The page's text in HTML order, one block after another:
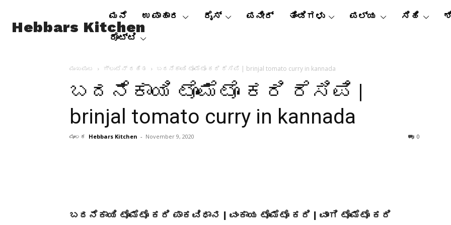
Hebbars Kitchen
ಮನೆ ಉಪಾಹಾರ ರೈಸ್ ಪನೀರ್ ತಿಂಡಿಗಳು ಪಲ್ಯ ಸಿಹಿ
ರೊಟ್ಟಿ
ಮುಖಪುಟ ಗ್ಲುಟೆನ್ ರಹಿತ ಬದನೆಕಾಯಿ ಟೊಮೆಟೊ ಕರಿ ರೆಸಿಪಿ | brinjal tomato curry in kannada
ಬದನೆಕಾಯಿ ಟೊಮೆಟೊ ಕರಿ ರೆಸಿಪಿ |
brinjal tomato curry in kannada
ಮೂಲಕ Hebbars Kitchen - November 9, 2020 0
ಬದನೆಕಾಯಿ ಟೊಮೆಟೊ ಕರಿ ಪಾಕವಿಧಾನ | ವಂಕಾಯ ಟೊಮೆಟೊ ಕರಿ | ವಾಂಗಿ ಟೊಮೆಟೊ ಕರಿ